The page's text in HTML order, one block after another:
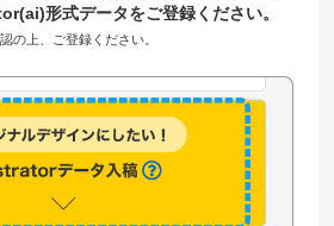
形式データをご登録ください。
の上、ご登録ください。